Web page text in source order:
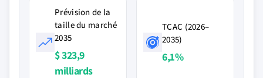
Prévision de la
taille du marché
2035
$ 323,9
milliards
TCAC (2026–
2035)
6,1%